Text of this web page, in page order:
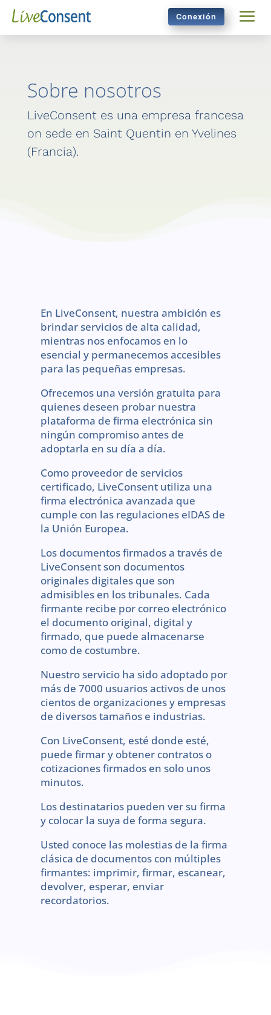
Conexión
Sobre nosotros
LiveConsent es una empresa francesa
on sede en Saint Quentin en Yvelines
(Francia).
En LiveConsent, nuestra ambición es
brindar servicios de alta calidad,
mientras nos enfocamos en lo
esencial y permanecemos accesibles
para las pequeñas empresas.
Ofrecemos una versión gratuita para
quienes deseen probar nuestra
plataforma de firma electrónica sin
ningún compromiso antes de
adoptarla en su día a día.
Como proveedor de servicios
certificado, LiveConsent utiliza una
firma electrónica avanzada que
cumple con las regulaciones eIDAS de
la Unión Europea.
Los documentos firmados a través de
LiveConsent son documentos
originales digitales que son
admisibles en los tribunales. Cada
firmante recibe por correo electrónico
el documento original, digital y
firmado, que puede almacenarse
como de costumbre.
Nuestro servicio ha sido adoptado por
más de 7000 usuarios activos de unos
cientos de organizaciones y empresas
de diversos tamaños e industrias.
Con LiveConsent, esté donde esté,
puede firmar y obtener contratos o
cotizaciones firmados en solo unos
minutos.
Los destinatarios pueden ver su firma
y colocar la suya de forma segura.
Usted conoce las molestias de la firma
clásica de documentos con múltiples
firmantes: imprimir, firmar, escanear,
devolver, esperar, enviar
recordatorios.